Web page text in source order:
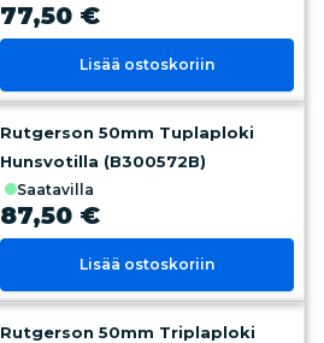
77,50 €
Lisää ostoskoriin
Rutgerson 50mm Tuplaploki
Hunsvotilla (B300572B)
saatavilla
87,50 €
Lisää ostoskoriin
Rutgerson 50mm Triplaploki